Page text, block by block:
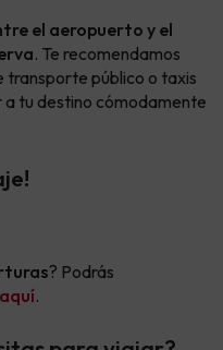
el aeropuerto y el
. Te recomendamos
transporte público o taxis
a tu destino cómodamente
? Podrás
.